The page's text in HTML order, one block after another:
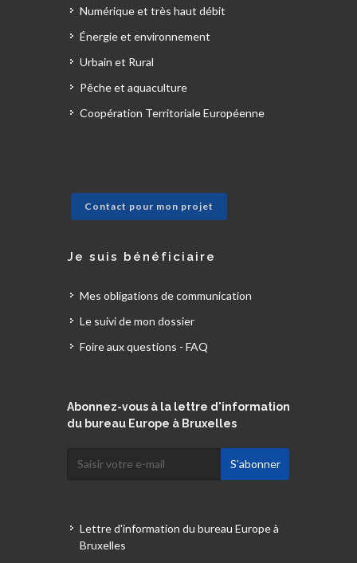
Numérique et très haut débit
Énergie et environnement
Urbain et Rural
Pêche et aquaculture
Coopération Territoriale Européenne
Contact pour mon projet
Je suis bénéficiaire
Mes obligations de communication
Le suivi de mon dossier
Foire aux questions - FAQ
Abonnez-vous à la lettre d'information
du bureau Europe à Bruxelles
Lettre d'information du bureau Europe à
Bruxelles